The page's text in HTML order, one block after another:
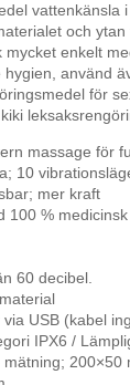
vattenkänsla
och
enkelt
använd
för
massage för
10
mer kraft
100 %
60 decibel.
USB (kabel
IPX6 /
200×50